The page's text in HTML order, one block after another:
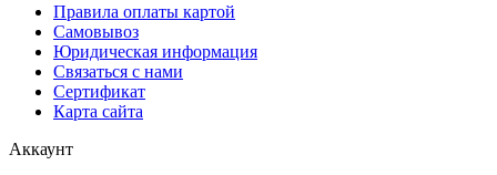
Правила оплаты картой
Самовывоз
Юридическая информация
Связаться с нами
Сертификат
Карта сайта
Аккаунт